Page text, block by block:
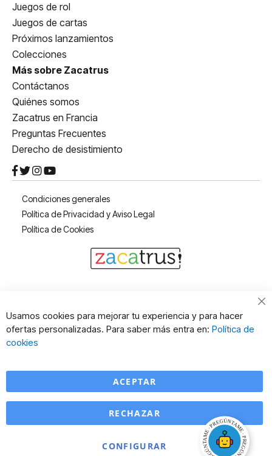
Juegos de rol
Juegos de cartas
Próximos lanzamientos
Colecciones
Más sobre Zacatrus
Contáctanos
Quiénes somos
Zacatrus en Francia
Preguntas Frecuentes
Derecho de desistimiento
Condiciones generales
Política de Privacidad y Aviso Legal
Política de Cookies
Usamos cookies para mejorar tu experiencia y para hacer
ofertas personalizadas. Para saber más entra en: Política de
cookies
ACEPTAR
CONFIGURAR
RECHAZAR